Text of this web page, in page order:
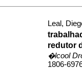
Leal,
redutor
�lcool
1806-